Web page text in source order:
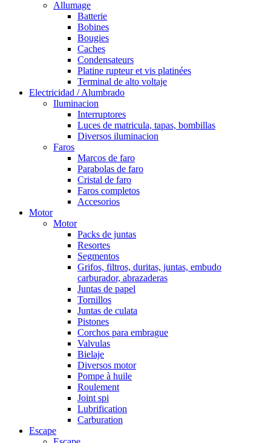
Allumage
Batterie
Bobines
Bougies
Caches
Condensateurs
Platine rupteur et vis platinées
Terminal de alto voltaje
Electricidad / Alumbrado
Iluminacion
Interruptores
Luces de matricula, tapas, bombillas
Diversos iluminacion
Faros
Marcos de faro
Parabolas de faro
Cristal de faro
Faros completos
Accesorios
Motor
Motor
Packs de juntas
Resortes
Segmentos
Grifos, filtros, duritas, juntas, embudo
carburador, abrazaderas
Juntas de papel
Tornillos
Juntas de culata
Pistones
Corchos para embrague
Valvulas
Bielaje
Diversos motor
Pompe à huile
Roulement
Joint spi
Lubrification
Carburation
Escape